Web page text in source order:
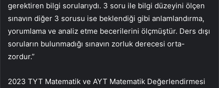
gerektiren bilgi sorularıydı. 3 soru ile bilgi düzeyini ölçen
sınavın diğer 3 sorusu ise beklendiği gibi anlamlandırma,
yorumlama ve analiz etme becerilerini ölçmüştür. Ders dışı
soruların bulunmadığı sınavın zorluk derecesi orta-
zordur.”
2023 TYT Matematik ve AYT Matematik Değerlendirmesi